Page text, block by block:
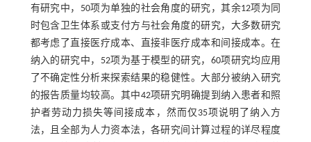
有研究中，50项为单独的社会角度的研究，其余12项为同
时包含卫生体系或支付方与社会角度的研究，大多数研究
都考虑了直接医疗成本、直接非医疗成本和间接成本。在
纳入的研究中，52项为基于模型的研究，60项研究均应用
了不确定性分析来探索结果的稳健性。大部分被纳入研究
的报告质量均较高。其中42项研究明确提到纳入患者和照
护者劳动力损失等间接成本，然而仅35项说明了纳入方
法，且全部为人力资本法，各研究间计算过程的详尽程度